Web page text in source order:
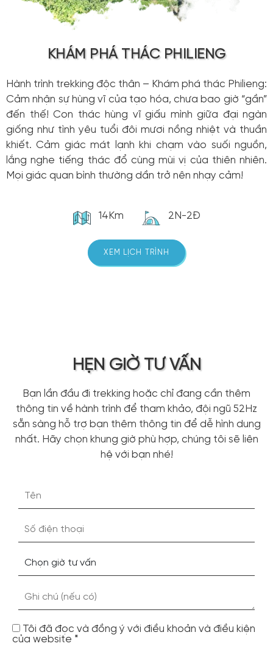
KHÁM PHÁ THÁC PHILIENG
Hành trình trekking độc thân – Khám phá thác Philieng:
Cảm nhận sự hùng vĩ của tạo hóa, chưa bao giờ “gần”
đến thế! Con thác hùng vĩ giấu mình giữa đại ngàn
giống như tình yêu tuổi đôi mươi nồng nhiệt và thuần
khiết. Cảm giác mát lạnh khi chạm vào suối nguồn,
lắng nghe tiếng thác đổ cùng mùi vị của thiên nhiên.
Mọi giác quan bình thường dần trở nên nhạy cảm!
14Km 2N-2Đ
XEM LỊCH TRÌNH
HẸN GIỜ TƯ VẤN
Bạn lần đầu đi trekking hoặc chỉ đang cần thêm
thông tin về hành trình để tham khảo, đội ngũ 52Hz
sẵn sàng hỗ trợ bạn thêm thông tin để dễ hình dung
nhất. Hãy chọn khung giờ phù hợp, chúng tôi sẽ liên
hệ với bạn nhé!
Tôi đã đọc và đồng ý với điều khoản và điều kiện
của website *